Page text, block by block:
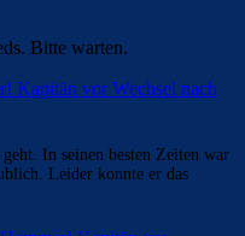
Bitte warten.
Kapitän vor Wechsel nach
In seinen besten Zeiten war
Leider konnte er das